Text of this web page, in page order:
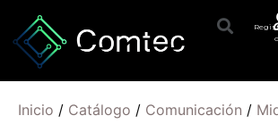
Inicio / Catálogo / Comunicación /